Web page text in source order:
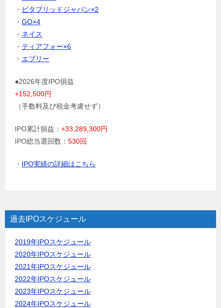
・ ビタブリッドジャパン×2
・ GO×4
・ ネイス
・ ティアフォー×6
・ エブリー
●2026年度IPO損益
+152,500円
（手数料及び税金考慮せず）
IPO累計損益： +33,289,300円
IPO総当選回数： 530回
・ IPO実績の詳細はこちら
過去IPOスケジュール
2019年IPOスケジュール
2020年IPOスケジュール
2021年IPOスケジュール
2022年IPOスケジュール
2023年IPOスケジュール
2024年IPOスケジュール